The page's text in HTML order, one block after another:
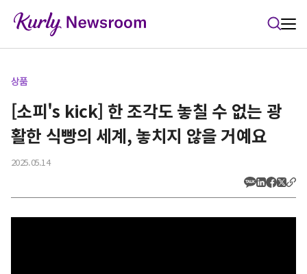
상품
[소피's kick] 한 조각도 놓칠 수 없는 광
활한 식빵의 세계, 놓치지 않을 거예요
2025.05.14